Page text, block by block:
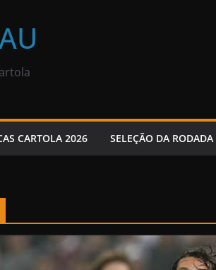
CARTOLA 2026 SELEÇÃO DA RODADA